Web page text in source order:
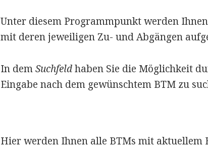
Unter diesem Programmpunkt werden
mit deren jeweiligen Zu- und Abgängen
In demSuchfeldhaben Sie die Möglichkeit
Eingabe nach dem gewünschtem BTM zu
Hier werden Ihnen alle BTMs mit aktuellem